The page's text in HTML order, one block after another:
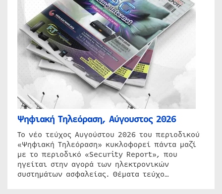
Ψηφιακή Τηλεόραση, Αύγουστος 2026
Το νέο τεύχος Αυγούστου 2026 του περιοδικού
«Ψηφιακή Τηλεόραση» κυκλοφορεί πάντα μαζί
με το περιοδικό «Security Report», που
ηγείται στην αγορά των ηλεκτρονικών
συστημάτων ασφαλείας. Θέματα τεύχο…